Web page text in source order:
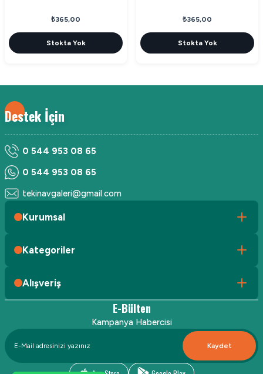
₺365,00
Stokta Yok
₺365,00
Stokta Yok
Destek İçin
0 544 953 08 65
0 544 953 08 65
tekinavgaleri@gmail.com
Kurumsal
Kategoriler
Alışveriş
E-Bülten
Kampanya Habercisi
Kaydet